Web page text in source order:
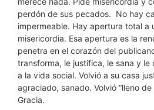
perdón de sus pecados. No hay
impermeable. Hay apertura total a
misericordia. Esa apertura es la
penetra en el corazón del
transforma, le justifica, le sana y
a la vida social. Volvió a su casa
agraciado, sanado. Volvió “lleno de
Gracia.